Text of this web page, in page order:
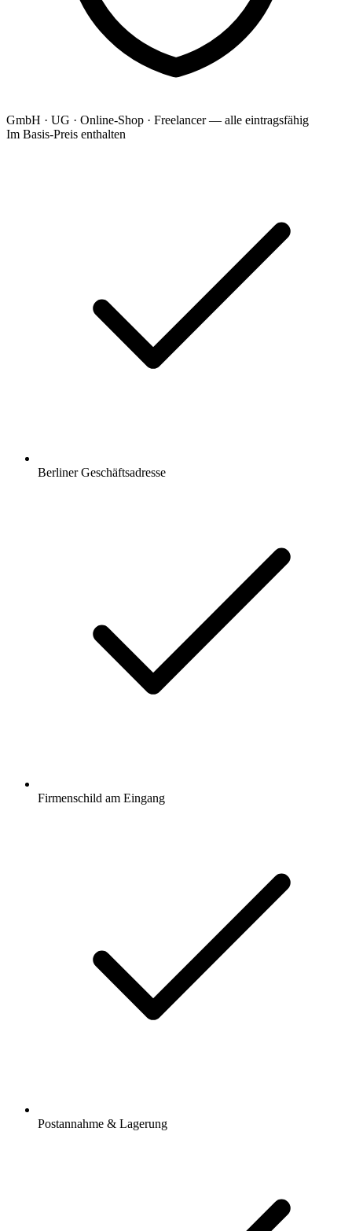
GmbH · UG · Online-Shop · Freelancer — alle eintragsfähig
Im Basis-Preis enthalten
Berliner Geschäftsadresse
Firmenschild am Eingang
Postannahme & Lagerung